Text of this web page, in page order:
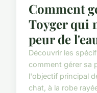
Comment
Toyger qui
peur de
Découvrir les
comment gérer sa
l'objectif principal
chat, à la robe